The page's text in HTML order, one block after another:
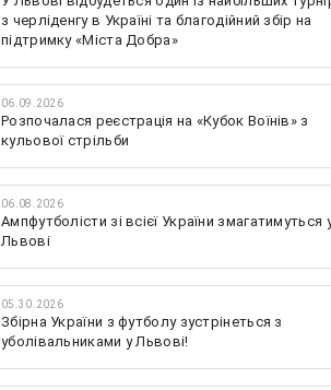
з черліденгу в Україні та благодійний збір на
підтримку «Міста Добра»
06.09.2026
Розпочалася реєстрація на «Кубок Воїнів» з
кульової стрільби
06.08.2026
Ампфутболісти зі всієї України змагатимуться
Львові
05.30.2026
Збірна України з футболу зустрінеться з
уболівальниками у Львові!